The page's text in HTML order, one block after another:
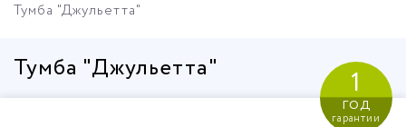
Тумба "Джульетта"
Тумба "Джульетта" 1
год
гарантии